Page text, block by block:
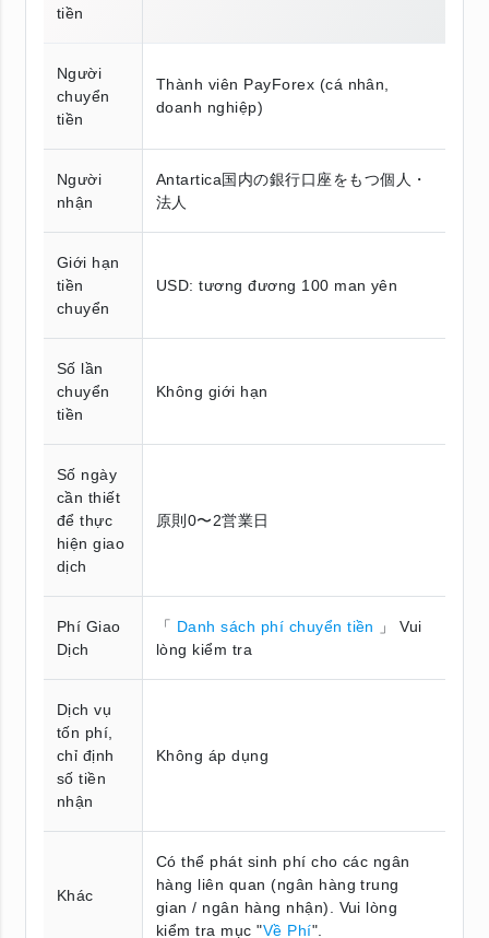
tiền
Người
chuyển
tiền
Thành viên PayForex (cá nhân,
doanh nghiệp)
Người
nhận
Antartica国内の銀行口座をもつ個人・
法人
Giới hạn
tiền
chuyển
USD: tương đương 100 man yên
Số lần
chuyển
tiền
Không giới hạn
Số ngày
cần thiết
để thực
hiện giao
dịch
原則0〜2営業日
Phí Giao
Dịch
「 Danh sách phí chuyển tiền
」 Vui
lòng kiểm tra
Dịch vụ
tốn phí,
chỉ định
số tiền
nhận
Không áp dụng
Khác
Có thể phát sinh phí cho các ngân
hàng liên quan (ngân hàng trung
gian / ngân hàng nhận). Vui lòng
kiểm tra mục "Về Phí".